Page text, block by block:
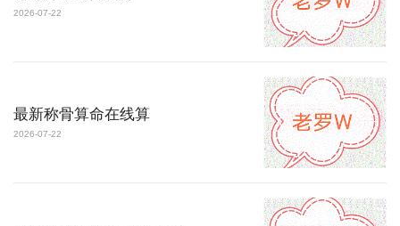
2026-07-22
最新称骨算命在线算
2026-07-22